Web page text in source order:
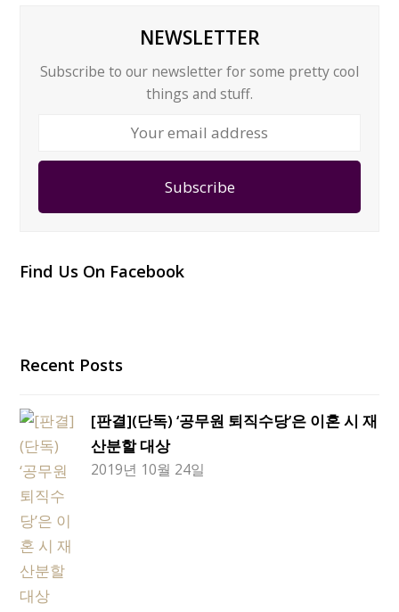
NEWSLETTER
Subscribe to our newsletter for some pretty cool
things and stuff.
Subscribe
Find Us On Facebook
Recent Posts
[판결](단독) ‘공무원 퇴직수당’은 이혼 시 재
산분할 대상
2019년 10월 24일